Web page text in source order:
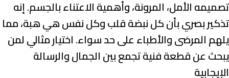
تصميمه الأمل، المرونة، وأهمية الاعتناء بالجسم. إنه
تذكير بصري بأن كل نبضة قلب وكل نفس هي هبة، مما
يلهم المرضى والأطباء على حد سواء. اختيار مثالي لمن
يبحث عن قطعة فنية تجمع بين الجمال والرسالة
الإيجابية